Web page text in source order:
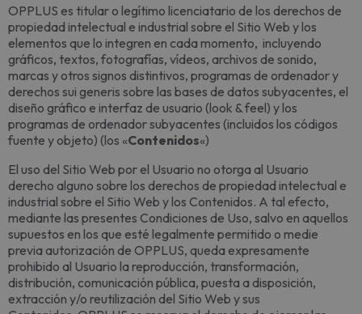
OPPLUS es titular o legítimo licenciatario de los derechos de
propiedad intelectual e industrial sobre el Sitio Web y los
elementos que lo integren en cada momento, incluyendo
gráficos, textos, fotografías, vídeos, archivos de sonido,
marcas y otros signos distintivos, programas de ordenador y
derechos sui generis sobre las bases de datos subyacentes, el
diseño gráfico e interfaz de usuario (look & feel) y los
programas de ordenador subyacentes (incluidos los códigos
fuente y objeto) (los «Contenidos«)
El uso del Sitio Web por el Usuario no otorga al Usuario
derecho alguno sobre los derechos de propiedad intelectual e
industrial sobre el Sitio Web y los Contenidos. A tal efecto,
mediante las presentes Condiciones de Uso, salvo en aquellos
supuestos en los que esté legalmente permitido o medie
previa autorización de OPPLUS, queda expresamente
prohibido al Usuario la reproducción, transformación,
distribución, comunicación pública, puesta a disposición,
extracción y/o reutilización del Sitio Web y sus